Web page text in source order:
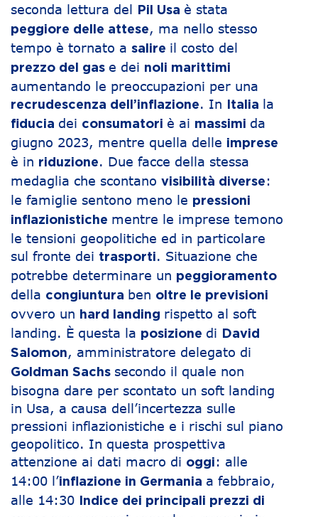
seconda lettura del
Pil Usa è stata
peggiore delle attese, ma nello stesso
tempo è tornato a salire il costo del
prezzo del gas e dei noli marittimi
aumentando le preoccupazioni per una
recrudescenza dell’inflazione. In Italia la
fiducia dei consumatori è ai massimi da
giugno 2023, mentre quella delle imprese
è in riduzione. Due facce della stessa
medaglia che scontano visibilità diverse :
le famiglie sentono meno le pressioni
inflazionistiche mentre le imprese temono
le tensioni geopolitiche ed in particolare
sul fronte dei trasporti. Situazione che
potrebbe determinare un peggioramento
della congiuntura ben oltre le previsioni
ovvero un hard landing rispetto al soft
landing. È questa la posizione di
David
Salomon, amministratore delegato di
Goldman Sachs secondo il quale non
bisogna dare per scontato un soft landing
in Usa, a causa dell’incertezza sulle
pressioni inflazionistiche e i rischi sul piano
geopolitico. In questa prospettiva
attenzione ai dati macro di oggi : alle
14:00 l’inflazione in Germania a febbraio,
alle 14:30
Indice dei principali prezzi di